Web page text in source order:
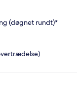
(døgnet rundt)*